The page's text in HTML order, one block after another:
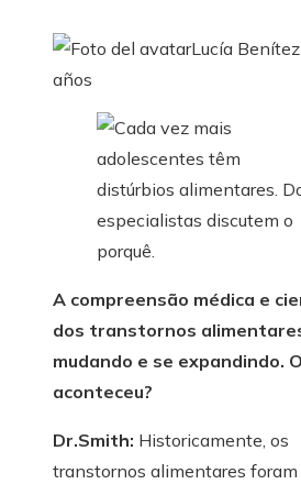
Lucía Benítez
años
A compreensão médica e
dos transtornos
mudando e se expandindo.
aconteceu?
Dr.Smith: Historicamente, os
transtornos alimentares foram